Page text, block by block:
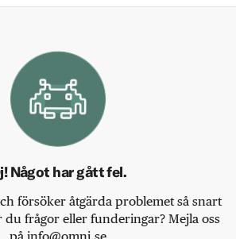
Något har gått fel.
försöker åtgärda problemet så snart
frågor eller funderingar? Mejla oss